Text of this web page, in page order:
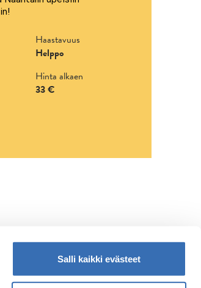
Salli kaikki evästeet
Haastavuus
Helppo
Hinta alkaen
33 €